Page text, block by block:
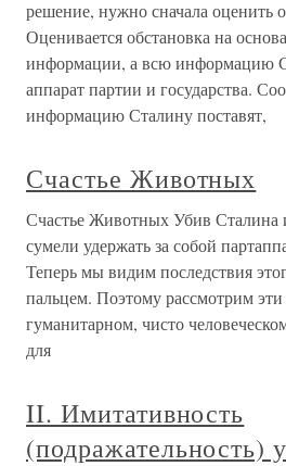
решение, нужно сначала оценить
Оценивается обстановка на
информации, а всю информацию
аппарат партии и государства.
информацию Сталину поставят,
Счастье Животных
Счастье Животных Убив
сумели удержать за собой
Теперь мы видим последствия
пальцем. Поэтому рассмотрим эти
гуманитарном, чисто
для
II. Имитативность
(подражательность)